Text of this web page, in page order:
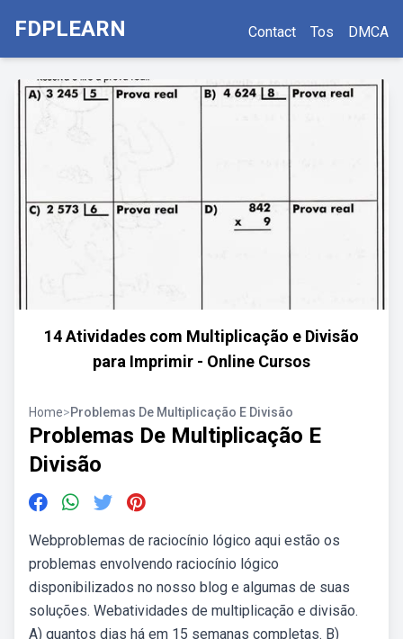
FDPLEARN Contact Tos DMCA
14 Atividades com Multiplicação e Divisão
para Imprimir - Online Cursos
Home>Problemas De Multiplicação E Divisão
Problemas De Multiplicação E
Divisão
Webproblemas de raciocínio lógico aqui estão os
problemas envolvendo raciocínio lógico
disponibilizados no nosso blog e algumas de suas
soluções. Webatividades de multiplicação e divisão.
A) quantos dias há em 15 semanas completas. B)